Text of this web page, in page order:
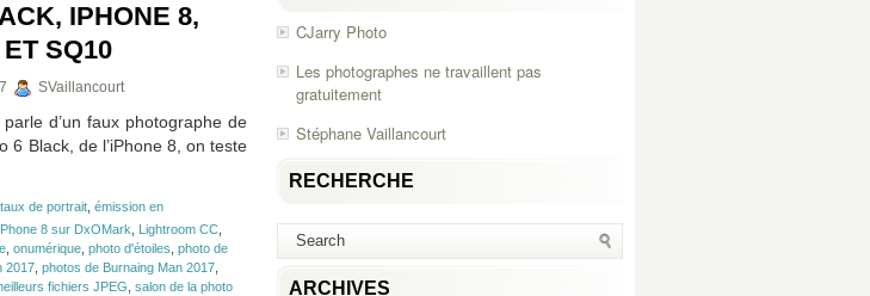
IPHONE 8,
SQ10
SVaillancourt
d’un faux photographe de
6 Black, de l’iPhone 8, on teste
de portrait émission en
8 sur DxOMark Lightroom CC
onumérique photo d'étoiles photo de
2017 photos de Burnaing Man 2017
fichiers JPEG salon de la photo
CJarry Photo
Les photographes ne travaillent pas
gratuitement
Stéphane Vaillancourt
RECHERCHE
ARCHIVES